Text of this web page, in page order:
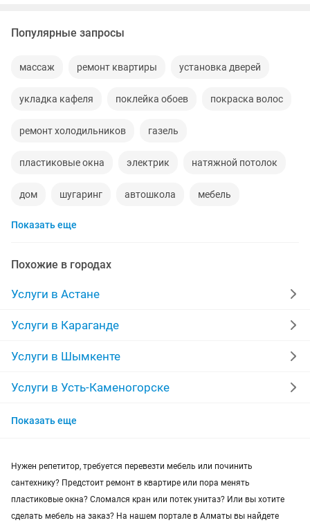
Популярные запросы
массаж ремонт квартиры установка дверей
укладка кафеля поклейка обоев покраска волос
ремонт холодильников газель
пластиковые окна электрик натяжной потолок
дом шугаринг автошкола мебель
ремонт телевизоров
мебель на заказ
уколы на дому вывоз мусора
москитные сетки
ремонт стиральных машин диван
грузоперевозки газель
прихожая двери сборка мебели ремонт
Показать еще
Похожие в городах
Услуги в Астане
Услуги в Караганде
Услуги в Шымкенте
Услуги в Усть-Каменогорске
Услуги в Актобе
Услуги в Таразе
Услуги в Семее
Показать еще
Нужен репетитор, требуется перевезти мебель или починить
сантехнику? Предстоит ремонт в квартире или пора менять
пластиковые окна? Сломался кран или потек унитаз? Или вы хотите
сделать мебель на заказ? На нашем портале в Алматы вы найдете